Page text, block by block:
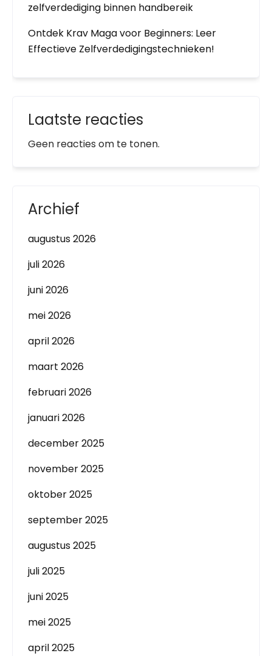
zelfverdediging binnen handbereik
Ontdek Krav Maga voor Beginners: Leer
Effectieve Zelfverdedigingstechnieken!
Laatste reacties
Geen reacties om te tonen.
Archief
augustus 2026
juli 2026
juni 2026
mei 2026
april 2026
maart 2026
februari 2026
januari 2026
december 2025
november 2025
oktober 2025
september 2025
augustus 2025
juli 2025
juni 2025
mei 2025
april 2025